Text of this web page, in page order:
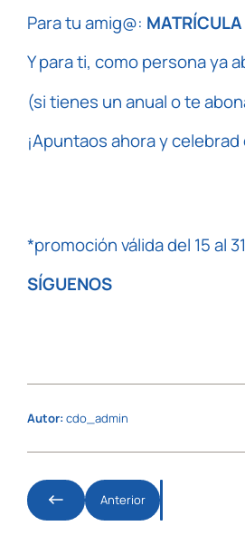
Para tu amig@:
Y para ti, como persona ya
(si tienes un anual o te
¡Apuntaos ahora y
*promoción válida del 15 al
SÍGUENOS
Autor: cdo_admin
Anterior